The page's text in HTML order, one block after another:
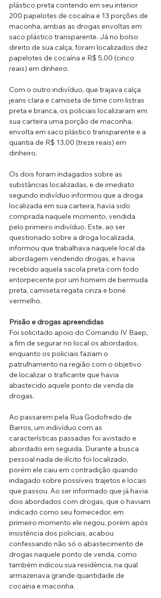
plástico preta contendo em seu interior
200 papelotes de cocaína e 13 porções de
maconha, ambas as drogas envoltas em
saco plástico transparente. Já no bolso
direito de sua calça, foram localizados dez
papelotes de cocaína e R$ 5,00 (cinco
reais) em dinheiro.
Com o outro indivíduo, que trajava calça
jeans clara e camiseta de time com listras
preta e branca, os policiais localizaram em
sua carteira uma porção de maconha,
envolta em saco plástico transparente e a
quantia de R$ 13,00 (treze reais) em
dinheiro.
Os dois foram indagados sobre as
substâncias localizadas, e de imediato
segundo indivíduo informou que a droga
localizada em sua carteira, havia sido
comprada naquele momento, vendida
pelo primeiro indivíduo. Este, ao ser
questionado sobre a droga localizada,
informou que trabalhava naquele local da
abordagem vendendo drogas, e havia
recebido aquela sacola preta com todo
entorpecente por um homem de bermuda
preta, camiseta regata cinza e boné
vermelho.
Prisão e drogas apreendidas
Foi solicitado apoio do Comando IV Baep,
a fim de segurar no local os abordados,
enquanto os policiais faziam o
patrulhamento na região com o objetivo
de localizar o traficante que havia
abastecido aquele ponto de venda de
drogas.
Ao passarem pela Rua Godofredo de
Barros, um indivíduo com as
características passadas foi avistado e
abordado em seguida. Durante a busca
pessoal nada de ilícito foi localizado,
porém ele caiu em contradição quando
indagado sobre possíveis trajetos e locais
que passou. Ao ser informado que já havia
dois abordados com drogas, que o haviam
indicado como seu fornecedor, em
primeiro momento ele negou, porém após
insistência dos policiais, acabou
confessando não só o abastecimento de
drogas naquele ponto de venda, como
também indicou sua residência, na qual
armazenava grande quantidade de
cocaína e maconha.